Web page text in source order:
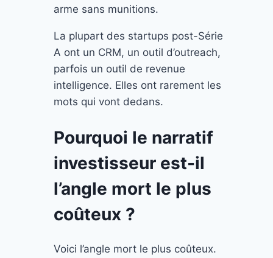
arme sans munitions.
La plupart des startups post-Série
A ont un CRM, un outil d’outreach,
parfois un outil de revenue
intelligence. Elles ont rarement les
mots qui vont dedans.
Pourquoi le narratif
investisseur est-il
l’angle mort le plus
coûteux ?
Voici l’angle mort le plus coûteux.